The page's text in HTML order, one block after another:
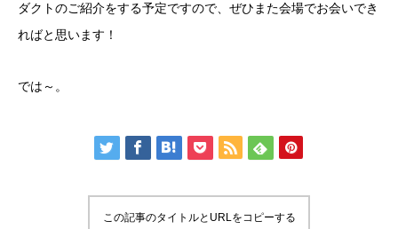
ダクトのご紹介をする予定ですので、ぜひまた会場でお会いでき
ればと思います！
では～。
この記事のタイトルとURLをコピーする